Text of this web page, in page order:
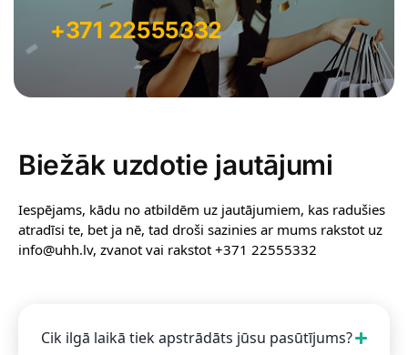
+371 22555332
Biežāk uzdotie jautājumi
Iespējams, kādu no atbildēm uz jautājumiem, kas radušies
atradīsi te, bet ja nē, tad droši sazinies ar mums rakstot uz
info@uhh.lv, zvanot vai rakstot +371 22555332
Cik ilgā laikā tiek apstrādāts jūsu pasūtījums?